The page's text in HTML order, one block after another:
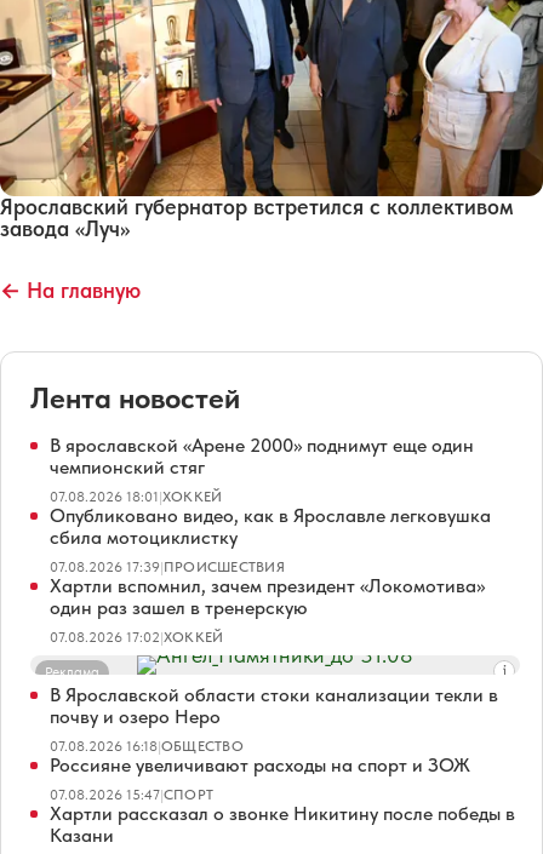
Ярославский губернатор встретился с коллективом
завода «Луч»
← На главную
Лента новостей
В ярославской «Арене 2000» поднимут еще один
чемпионский стяг
07.08.2026 18:01|ХОККЕЙ
Опубликовано видео, как в Ярославле легковушка
сбила мотоциклистку
07.08.2026 17:39|ПРОИСШЕСТВИЯ
Хартли вспомнил, зачем президент «Локомотива»
один раз зашел в тренерскую
07.08.2026 17:02|ХОККЕЙ
Реклама
В Ярославской области стоки канализации текли в
почву и озеро Неро
07.08.2026 16:18|ОБЩЕСТВО
Россияне увеличивают расходы на спорт и ЗОЖ
07.08.2026 15:47|СПОРТ
Хартли рассказал о звонке Никитину после победы в
Казани